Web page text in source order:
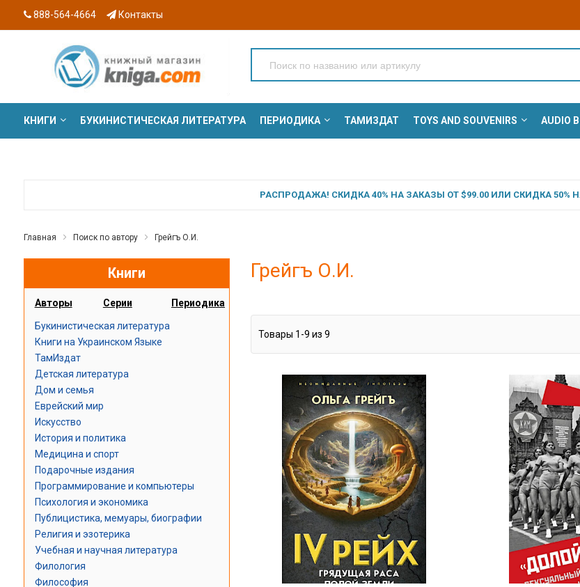
888-564-4664 Контакты
КНИГИ БУКИНИСТИЧЕСКАЯ ЛИТЕРАТУРА ПЕРИОДИКА ТАМИЗДАТ TOYS AND SOUVENIRS AUDIO
РАСПРОДАЖА! СКИДКА 40% НА ЗАКАЗЫ ОТ $99.00 ИЛИ СКИДКА 50%
Главная Поиск по автору Грейгъ О.И.
Книги
Авторы Серии Периодика
Букинистическая литература
Книги на Украинском Языке
ТамИздат
Детская литература
Дом и семья
Еврейский мир
Искусство
История и политика
Медицина и спорт
Подарочные издания
Программирование и компьютеры
Психология и экономика
Публицистика, мемуары, биографии
Религия и эзотерика
Учебная и научная литература
Филология
Философия
Грейгъ О.И.
Товары 1 -9 из9